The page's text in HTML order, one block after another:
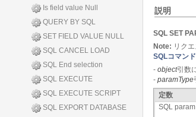
Is field value Null
QUERY BY SQL
SET FIELD VALUE NULL
SQL CANCEL LOAD
SQL End selection
SQL EXECUTE
SQL EXECUTE SCRIPT
SQL EXPORT DATABASE
説明
SQL SET
Note: リク
SQLコマン
- object引数
- paramType
定数
SQL